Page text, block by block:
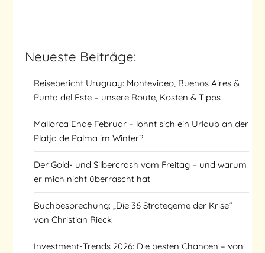
Neueste Beiträge:
Reisebericht Uruguay: Montevideo, Buenos Aires &
Punta del Este – unsere Route, Kosten & Tipps
Mallorca Ende Februar – lohnt sich ein Urlaub an der
Platja de Palma im Winter?
Der Gold- und Silbercrash vom Freitag – und warum
er mich nicht überrascht hat
Buchbesprechung: „Die 36 Strategeme der Krise“
von Christian Rieck
Investment-Trends 2026: Die besten Chancen – von